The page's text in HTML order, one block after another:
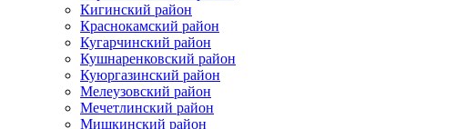
Кигинский район
Краснокамский район
Кугарчинский район
Кушнаренковский район
Куюргазинский район
Мелеузовский район
Мечетлинский район
Мишкинский район